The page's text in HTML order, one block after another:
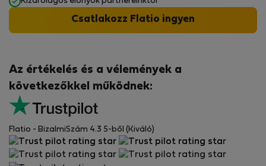
Az értékelés és a vélemények a
következőkkel működnek:
Flatio - BizalmiSzám 4.3 5-ből (Kiváló)
Csatlakozz Flatio ingyen